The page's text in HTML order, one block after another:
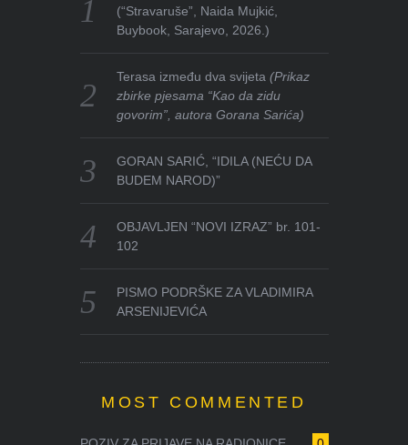
(“Stravaruše”, Naida Mujkić,
Buybook, Sarajevo, 2026.)
Terasa između dva svijeta(Prikaz
zbirke pjesama “Kao da zidu
govorim”, autora Gorana Sarića)
GORAN SARIĆ, “IDILA (NEĆU DA
BUDEM NAROD)”
OBJAVLJEN “NOVI IZRAZ” br. 101-
102
PISMO PODRŠKE ZA VLADIMIRA
ARSENIJEVIĆA
MOST COMMENTED